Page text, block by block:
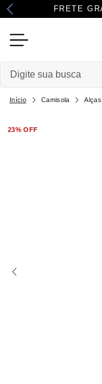
FRETE
Camisola Alças
23%OFF
Termos mais buscados
1º camisola